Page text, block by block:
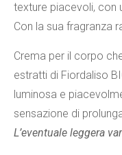
texture piacevoli, con
Con la sua fragranza
Crema per il corpo
estratti di Fiordaliso
luminosa e
sensazione di
L’eventuale leggera